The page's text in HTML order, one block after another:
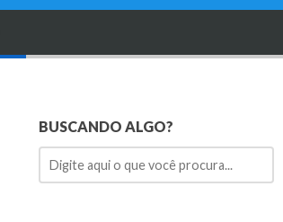
BUSCANDO ALGO?